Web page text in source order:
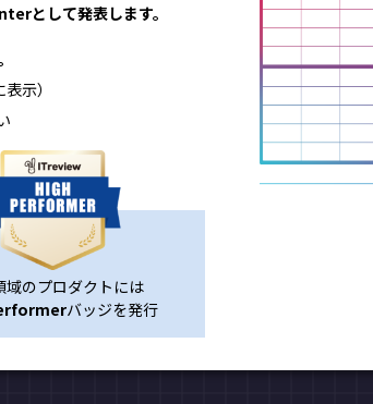
として発表します。
示）
域のプロダクトには
バッジを発行